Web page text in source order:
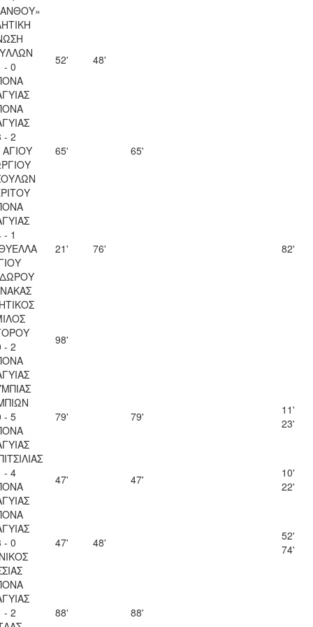
- 0
52' 48'
- 2
65' 65'
- 1
21' 76' 82'
- 2
98'
- 5
79' 79'
11'
23'
- 4
47' 47'
10'
22'
- 0
47' 48'
52'
74'
- 2
88' 88'